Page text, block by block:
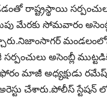
రాష్ట్రస్థాయి
మేరకు సోమవారం
అసెంబ్లీ
ఫోరం మాజీ అధ్యక్షుడు
చేశారు.పోలీస్ స్టేషన్